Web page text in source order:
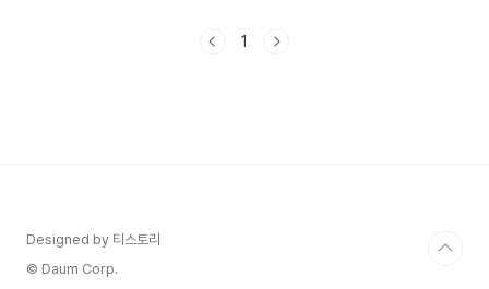
는 손자녀의 교육비를 지원하는 제도입니다. 이 장학제도는 보통 독립운동가와
1
Designed by 티스토리
© Daum Corp.